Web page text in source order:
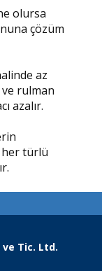
olursa
çözüm
az
rulman
azalır.
her türlü
Tic. Ltd.